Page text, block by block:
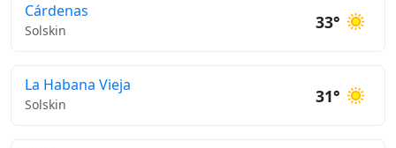
Cárdenas
Solskin 33°
La Habana Vieja
Solskin 31°